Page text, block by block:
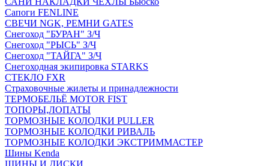
Сапоги FENLINE
СВЕЧИ NGK, РЕМНИ GATES
Снегоход "БУРАН" З/Ч
Снегоход "РЫСЬ" З/Ч
Снегоход "ТАЙГА" З/Ч
Снегоходная экипировка STARKS
СТЕКЛО FXR
Страховочные жилеты и принадлежности
ТЕРМОБЕЛЬЁ MOTOR FIST
ТОПОРЫ,ЛОПАТЫ
ТОРМОЗНЫЕ КОЛОДКИ PULLER
ТОРМОЗНЫЕ КОЛОДКИ РИВАЛЬ
ТОРМОЗНЫЕ КОЛОДКИ ЭКСТРИММАСТЕР
Шины Kenda
ШИНЫ И ДИСКИ